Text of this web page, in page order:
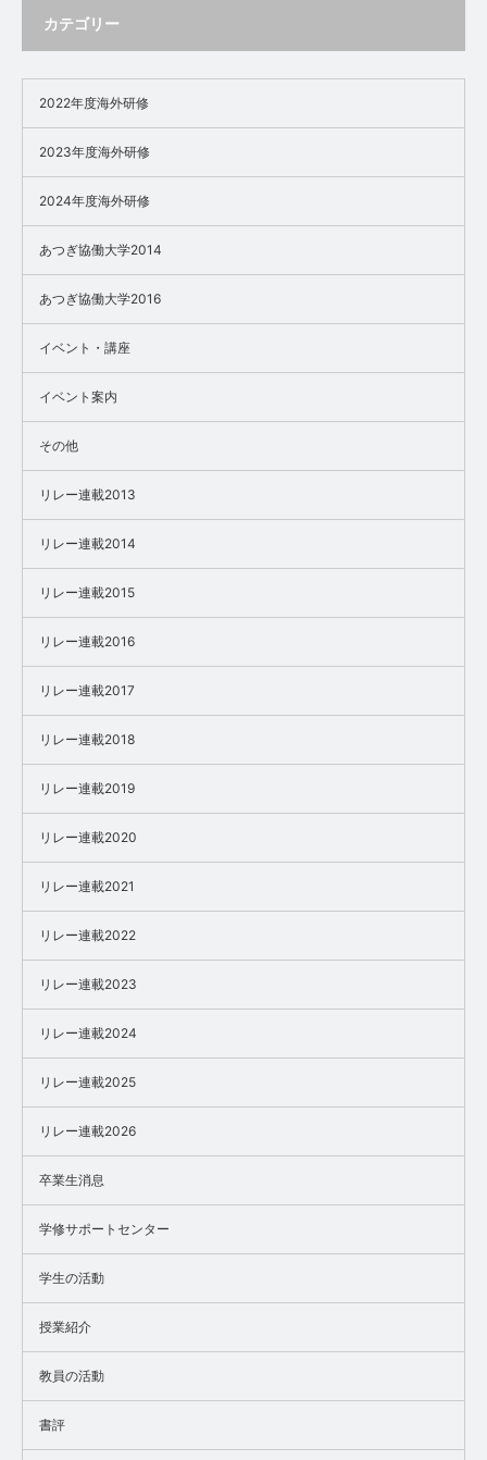
カテゴリー
2022年度海外研修
2023年度海外研修
2024年度海外研修
あつぎ協働大学2014
あつぎ協働大学2016
イベント・講座
イベント案内
その他
リレー連載2013
リレー連載2014
リレー連載2015
リレー連載2016
リレー連載2017
リレー連載2018
リレー連載2019
リレー連載2020
リレー連載2021
リレー連載2022
リレー連載2023
リレー連載2024
リレー連載2025
リレー連載2026
卒業生消息
学修サポートセンター
学生の活動
授業紹介
教員の活動
書評